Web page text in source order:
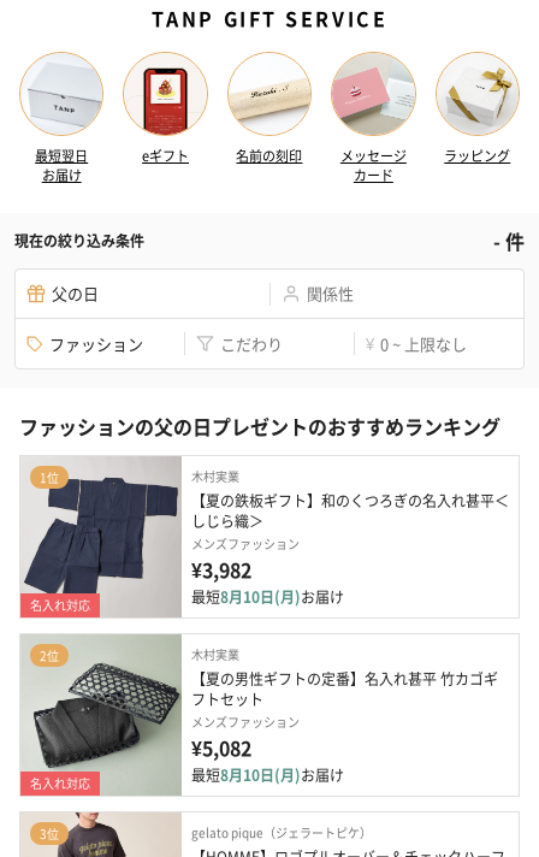
TANP GIFT SERVICE
最短翌日
お届け
eギフト 名前の刻印
メッセージ
カード
ラッピング
現在の絞り込み条件 -件
父の日 関係性
ファッション こだわり ¥ 0 ~ 上限なし
ファッションの父の日プレゼントのおすすめランキング
1位
名入れ対応
木村実業
【夏の鉄板ギフト】和のくつろぎの名入れ甚平＜
しじら織＞
メンズファッション
¥3,982
最短8月10日(月)お届け
2位
名入れ対応
木村実業
【夏の男性ギフトの定番】名入れ甚平 竹カゴギ
フトセット
メンズファッション
¥5,082
最短8月10日(月)お届け
3位 gelato pique（ジェラートピケ）